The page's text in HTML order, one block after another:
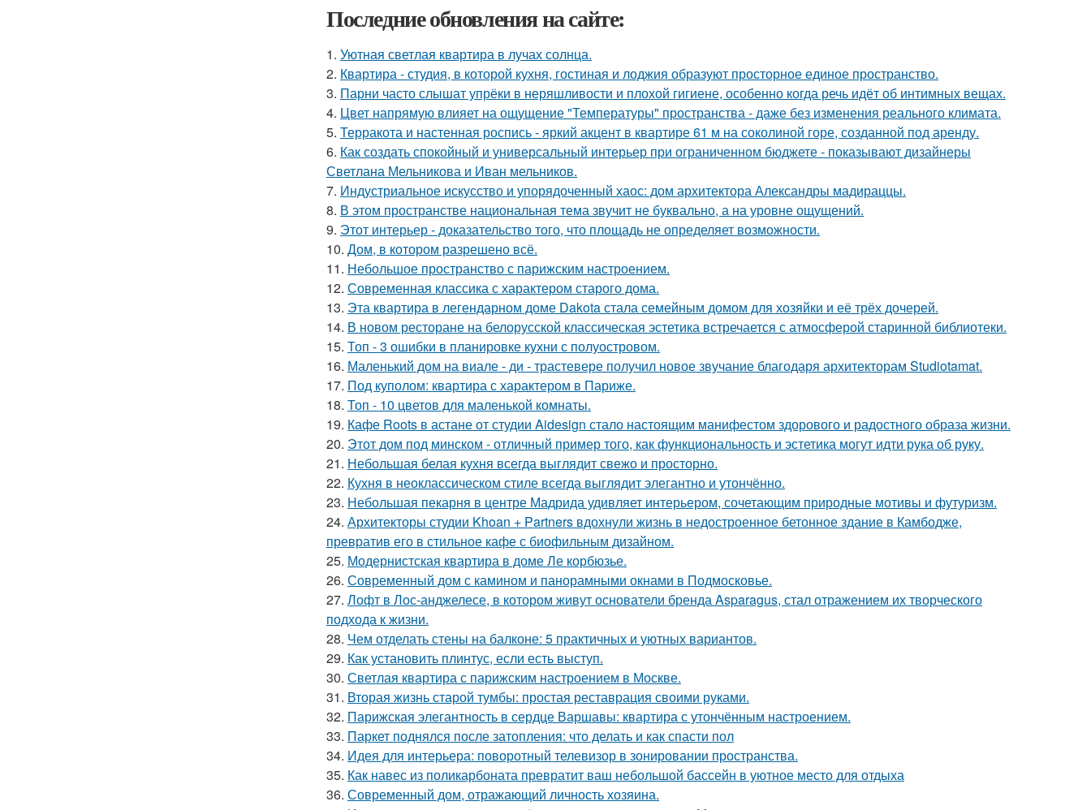
Последние обновления на сайте:
1. Уютная светлая квартира в лучах солнца.
2. Квартира - студия, в которой кухня, гостиная и лоджия образуют просторное единое пространство.
3. Парни часто слышат упрёки в неряшливости и плохой гигиене, особенно когда речь идёт об интимных вещах.
4. Цвет напрямую влияет на ощущение "Температуры" пространства - даже без изменения реального климата.
5. Терракота и настенная роспись - яркий акцент в квартире 61 м на соколиной горе, созданной под аренду.
6. Как создать спокойный и универсальный интерьер при ограниченном бюджете - показывают дизайнеры
Светлана Мельникова и Иван мельников.
7. Индустриальное искусство и упорядоченный хаос: дом архитектора Александры мадираццы.
8. В этом пространстве национальная тема звучит не буквально, а на уровне ощущений.
9. Этот интерьер - доказательство того, что площадь не определяет возможности.
10. Дом, в котором разрешено всё.
11. Небольшое пространство с парижским настроением.
12. Современная классика с характером старого дома.
13. Эта квартира в легендарном доме Dakota стала семейным домом для хозяйки и её трёх дочерей.
14. В новом ресторане на белорусской классическая эстетика встречается с атмосферой старинной библиотеки.
15. Топ - 3 ошибки в планировке кухни с полуостровом.
16. Маленький дом на виале - ди - трастевере получил новое звучание благодаря архитекторам Studiotamat.
17. Под куполом: квартира с характером в Париже.
18. Топ - 10 цветов для маленькой комнаты.
19. Кафе Roots в астане от студии Aidesign стало настоящим манифестом здорового и радостного образа жизни.
20. Этот дом под минском - отличный пример того, как функциональность и эстетика могут идти рука об руку.
21. Небольшая белая кухня всегда выглядит свежо и просторно.
22. Кухня в неоклассическом стиле всегда выглядит элегантно и утончённо.
23. Небольшая пекарня в центре Мадрида удивляет интерьером, сочетающим природные мотивы и футуризм.
24. Архитекторы студии Khoan + Partners вдохнули жизнь в недостроенное бетонное здание в Камбодже,
превратив его в стильное кафе с биофильным дизайном.
25. Модернистская квартира в доме Ле корбюзье.
26. Современный дом с камином и панорамными окнами в Подмосковье.
27. Лофт в Лос-анджелесе, в котором живут основатели бренда Asparagus, стал отражением их творческого
подхода к жизни.
28. Чем отделать стены на балконе: 5 практичных и уютных вариантов.
29. Как установить плинтус, если есть выступ.
30. Светлая квартира с парижским настроением в Москве.
31. Вторая жизнь старой тумбы: простая реставрация своими руками.
32. Парижская элегантность в сердце Варшавы: квартира с утончённым настроением.
33. Паркет поднялся после затопления: что делать и как спасти пол
34. Идея для интерьера: поворотный телевизор в зонировании пространства.
35. Как навес из поликарбоната превратит ваш небольшой бассейн в уютное место для отдыха
36. Современный дом, отражающий личность хозяина.